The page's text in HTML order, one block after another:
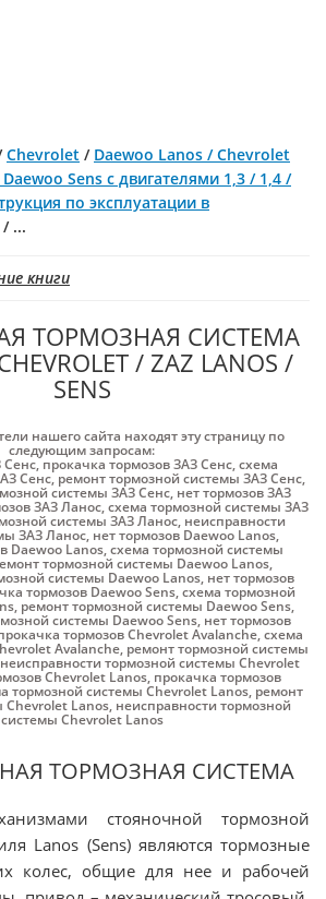
Chevrolet / Daewoo Lanos / Chevrolet
Sens c двигателями 1,3 / 1,4 /
по эксплуатации в
/ ...
книги
ТОРМОЗНАЯ СИСТЕМА
/ ZAZ LANOS /
SENS
нашего сайта находят эту страницу по
следующим запросам:
,прокачка тормозов ЗАЗ Cенс,схема
Cенс, ремонт тормозной системы ЗАЗ Cенс,
системы ЗАЗ Cенс, нет тормозов ЗАЗ
ЗАЗ Ланос,схема тормозной системы ЗАЗ
системы ЗАЗ Ланос, неисправности
ЗАЗ Ланос, нет тормозов Daewoo Lanos,
Daewoo Lanos,схема тормозной системы
тормозной системы Daewoo Lanos,
системы Daewoo Lanos, нет тормозов
тормозов Daewoo Sens,схема тормозной
, ремонт тормозной системы Daewoo Sens,
системы Daewoo Sens, нет тормозов
тормозов Chevrolet Avalanche,схема
Avalanche, ремонт тормозной системы
неисправности тормозной системы Chevrolet
Chevrolet Lanos, прокачка тормозов
тормозной системы Chevrolet Lanos, ремонт
Chevrolet Lanos, неисправности тормозной
системы Chevrolet Lanos
ТОРМОЗНАЯ СИСТЕМА
стояночной тормозной
Lanos (Sens) являются тормозные
колес, общие для нее и рабочей